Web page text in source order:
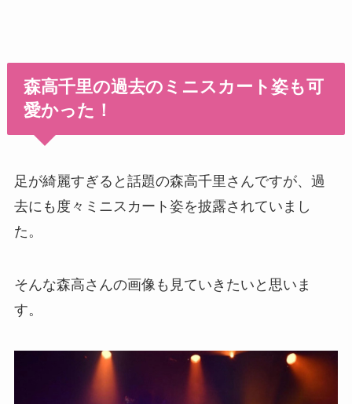
森高千里の過去のミニスカート姿も可
愛かった！
足が綺麗すぎると話題の森高千里さんですが、過
去にも度々ミニスカート姿を披露されていまし
た。
そんな森高さんの画像も見ていきたいと思いま
す。